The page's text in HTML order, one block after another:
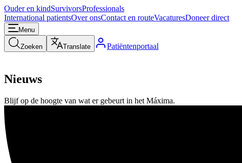
Ouder en kindSurvivorsProfessionals
International patientsOver onsContact en routeVacaturesDoneer direct
Menu
Zoeken Translate Patiëntenportaal
Nieuws
Blijf op de hoogte van wat er gebeurt in het Máxima.